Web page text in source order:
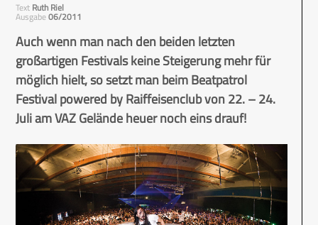
Text Ruth Riel
Ausgabe06/2011
Auch wenn man nach den beiden letzten
großartigen Festivals keine Steigerung mehr für
möglich hielt, so setzt man beim Beatpatrol
Festival powered by Raiffeisenclub von 22. – 24.
Juli am VAZ Gelände heuer noch eins drauf!